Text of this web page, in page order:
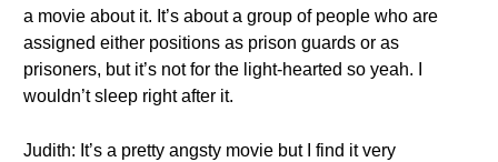
a movie about it. It’s about a group of people who are
assigned either positions as prison guards or as
prisoners, but it’s not for the light-hearted so yeah. I
wouldn’t sleep right after it.
Judith: It’s a pretty angsty movie but I find it very